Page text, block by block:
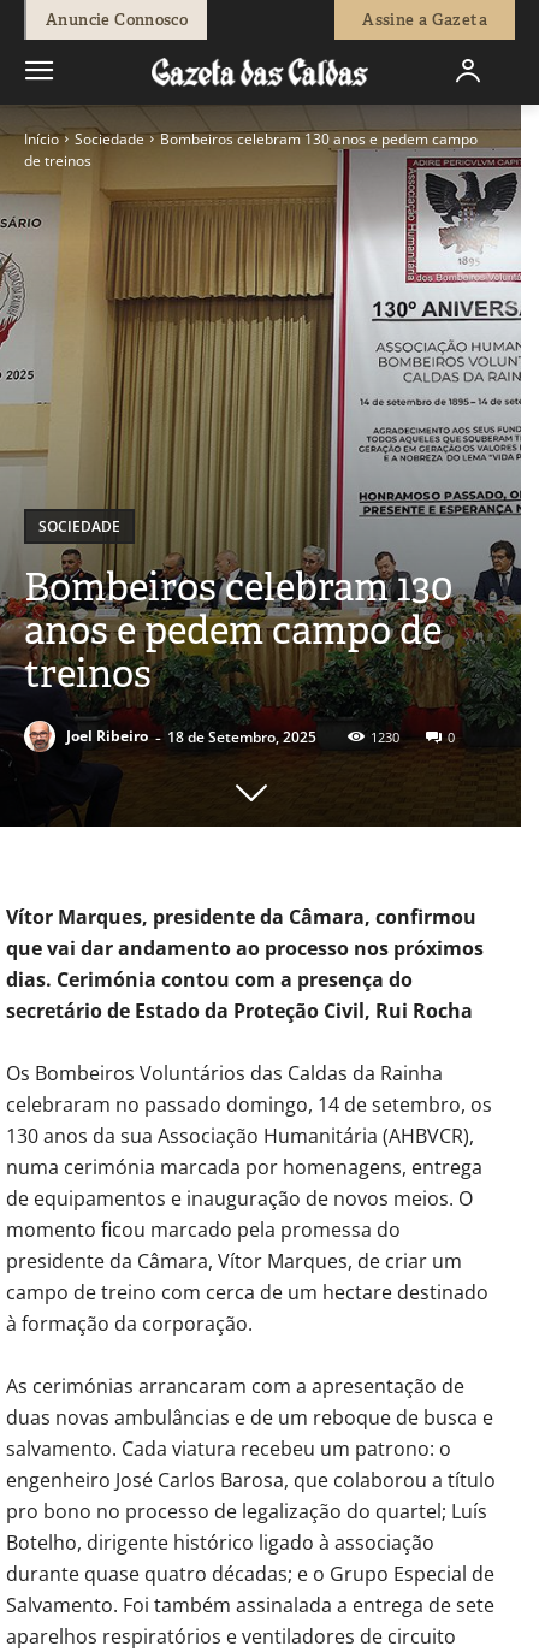
Anuncie Connosco Assine a Gazeta
Início Sociedade
Bombeiros celebram 130 anos e pedem campo
de treinos
SOCIEDADE
Bombeiros celebram 130
anos e pedem campo de
treinos
Joel Ribeiro - 18 de Setembro, 2025 1230 0
Vítor Marques, presidente da Câmara, confirmou
que vai dar andamento ao processo nos próximos
dias. Cerimónia contou com a presença do
secretário de Estado da Proteção Civil, Rui Rocha
Os Bombeiros Voluntários das Caldas da Rainha
celebraram no passado domingo, 14 de setembro, os
130 anos da sua Associação Humanitária (AHBVCR),
numa cerimónia marcada por homenagens, entrega
de equipamentos e inauguração de novos meios. O
momento ficou marcado pela promessa do
presidente da Câmara, Vítor Marques, de criar um
campo de treino com cerca de um hectare destinado
à formação da corporação.
As cerimónias arrancaram com a apresentação de
duas novas ambulâncias e de um reboque de busca e
salvamento. Cada viatura recebeu um patrono: o
engenheiro José Carlos Barosa, que colaborou a título
pro bono no processo de legalização do quartel; Luís
Botelho, dirigente histórico ligado à associação
durante quase quatro décadas; e o Grupo Especial de
Salvamento. Foi também assinalada a entrega de sete
aparelhos respiratórios e ventiladores de circuito